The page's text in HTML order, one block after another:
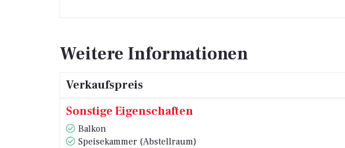
Weitere Informationen
Verkaufspreis
Sonstige Eigenschaften
Balkon
Speisekammer (Abstellraum)